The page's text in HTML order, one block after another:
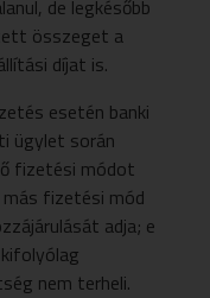
de legkésőbb
összeget a
díjat is.
esetén banki
ügylet során
fizetési módot
fizetési mód
adja; e
nem terheli.